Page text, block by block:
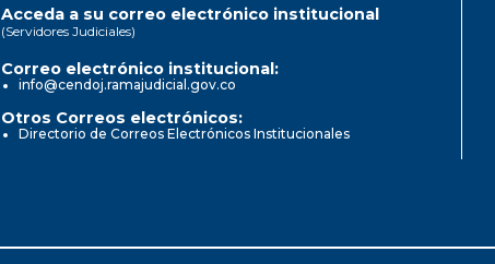
Acceda a su correo electrónico institucional
(Servidores Judiciales)
Correo electrónico institucional:
info@cendoj.ramajudicial.gov.co
Otros Correos electrónicos:
Directorio de Correos Electrónicos Institucionales